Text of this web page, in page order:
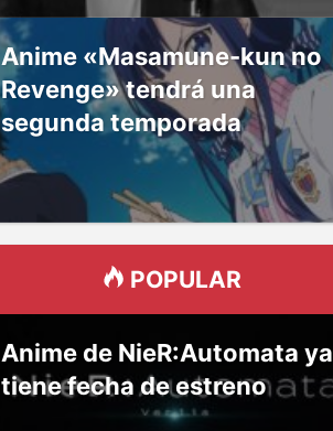
Anime «Masamune-kun no
Revenge» tendrá una
segunda temporada
POPULAR
Anime de NieR:Automata ya
tiene fecha de estreno